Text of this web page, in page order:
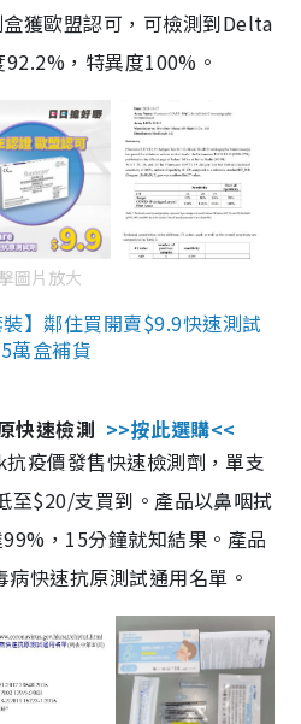
獲歐盟認可，可檢測到Delta
，特異度100%。
圖片放大
】鄰住買開賣$9.9快速測試
萬盒補貨
快速檢測 >>按此選購<<
疫價發售快速檢測劑，單支
至$20/支買到。產品以鼻咽拭
，15分鐘就知結果。產品
快速抗原測試通用名單。